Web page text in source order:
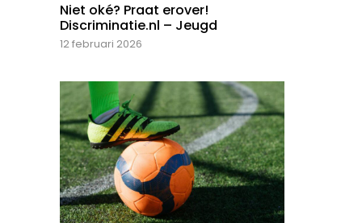
Niet oké? Praat erover!
Discriminatie.nl – Jeugd
12 februari 2026